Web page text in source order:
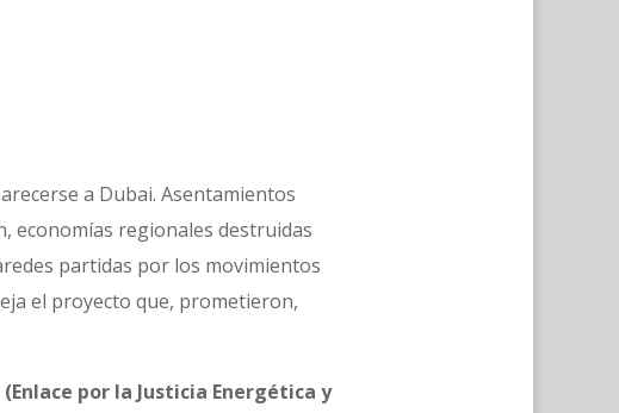
a Dubai. Asentamientos
economías regionales destruidas
partidas por los movimientos
el proyecto que, prometieron,
por la Justicia Energética y